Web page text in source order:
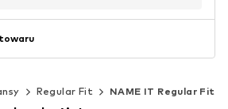
Regular Fit NAME IT Regular Fit